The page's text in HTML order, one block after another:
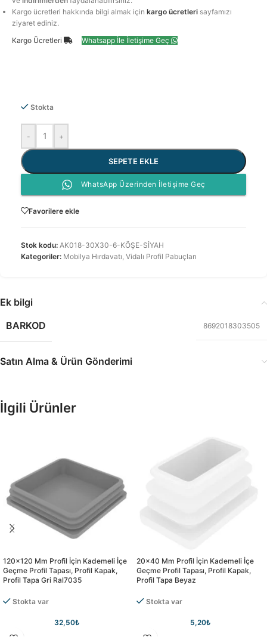
Kargo ücretleri hakkında bilgi almak içinkargo ücretleri sayfamızı
ziyaret ediniz.
Kargo Ücretleri
Whatsapp İle İletişime Geç
Stokta
- +
SEPETE EKLE
WhatsApp Üzerinden İletişime Geç
Favorilere ekle
Stok kodu: AK018-30X30-6-KÖŞE-SİYAH
Kategoriler: Mobilya Hırdavatı, Vidalı Profil Pabuçları
Ek bilgi
BARKOD
8692018303505
Satın Alma & Ürün Gönderimi
İlgili Ürünler
120×120 Mm Profil İçin Kademeli İçe
Geçme Profil Tapası, Profil Kapak,
Profil Tapa Gri Ral7035
Stokta var
32,50₺
20×40 Mm Profil İçin Kademeli İçe
Geçme Profil Tapası, Profil Kapak,
Profil Tapa Beyaz
Stokta var
5,20₺